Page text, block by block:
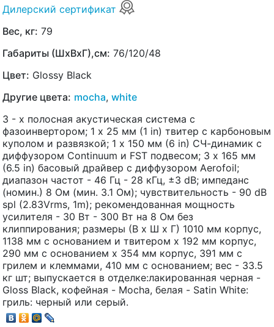
Дилерский сертификат
Вес, кг: 79
Габариты (ШхВхГ),см: 76/120/48
Цвет: Glossy Black
Другие цвета: mocha, white
3 - х полосная акустическая система с
фазоинвертором; 1 x 25 мм (1 in) твитер с карбоновым
куполом и развязкой; 1 x 150 мм (6 in) СЧ-динамик с
диффузором Continuum и FST подвесом; 3 x 165 мм
(6.5 in) басовый драйвер с диффузором Aerofoil;
диапазон частот - 46 Гц - 28 кГц, ±3 dB; импеданс
(номин.) 8 Ом (мин. 3.1 Ом); чувствительность - 90 dB
spl (2.83Vrms, 1m); рекомендованная мощность
усилителя - 30 Вт - 300 Вт на 8 Ом без
клиппирования; размеры (В х Ш х Г) 1010 мм корпус,
1138 мм с основанием и твитером х 192 мм корпус,
290 мм с основанием х 354 мм корпус, 391 мм с
грилем и клеммами, 410 мм с основанием; вес - 33.5
кг шт; выпускается в отделке:лакированная черная -
Gloss Black, кофейная - Mocha, белая - Satin White:
гриль: черный или серый.